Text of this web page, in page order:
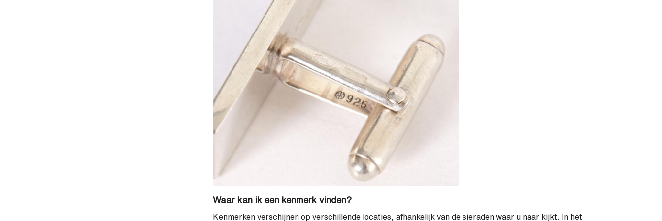
Waar kan ik een kenmerk vinden?
Kenmerken verschijnen op verschillende locaties, afhankelijk van de sieraden waar u naar kijkt. In het